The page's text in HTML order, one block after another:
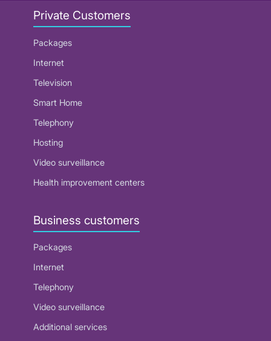
Private Customers
Packages
Internet
Television
Smart Home
Telephony
Hosting
Video surveillance
Health improvement centers
Business customers
Packages
Internet
Telephony
Video surveillance
Additional services